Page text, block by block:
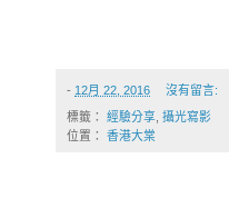
- 12月 22, 2016 沒有留言:
標籤： 經驗分享 攝光寫影
位置： 香港大棠